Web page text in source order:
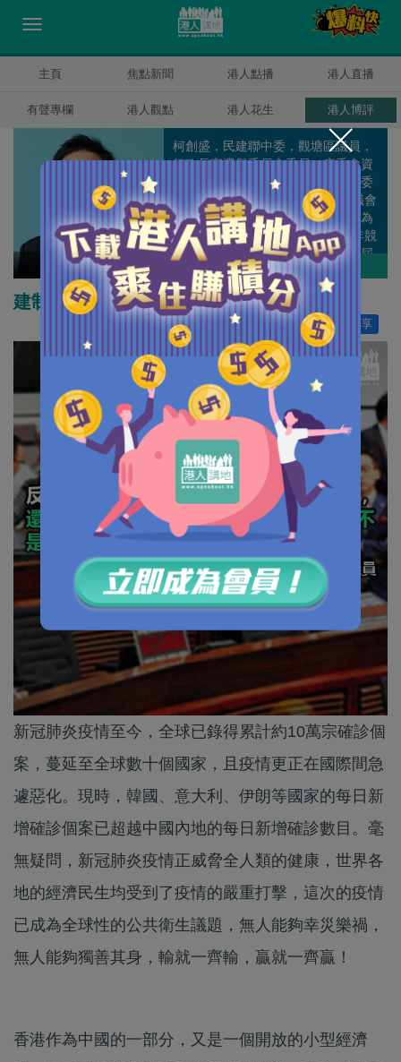
主頁 焦點新聞 港人點播 港人直播
有聲專欄 港人觀點 港人花生 港人博評
柯創盛
柯創盛，民建聯中委，觀塘區議員，
行政長官選舉委員會委員，房委會資
助房屋小組委員會及商業樓宇小組委
員會委員。1999年第一次參選區議會
選舉，在街坊支持下順利當選，成為
當年最年輕的區議員之一。2003年競
逐連任，再次壓倒性當選，成為該屆
區議會建制派全港票王。在16年社區
工作的基礎上，我近年更積極筆耕，
定期發表評論文章，希望透過小方格
與廣大市民加強溝通，共創繁盛香
港。
作者其他博評
建制派疫情期間幫到手
分享
200
新冠肺炎疫情至今，全球已錄得累計約10萬宗確診個
案，蔓延至全球數十個國家，且疫情更正在國際間急
遽惡化。現時，韓國、意大利、伊朗等國家的每日新
增確診個案已超越中國內地的每日新增確診數目。毫
無疑問，新冠肺炎疫情正威脅全人類的健康，世界各
地的經濟民生均受到了疫情的嚴重打擊，這次的疫情
已成為全球性的公共衛生議題，無人能夠幸災樂禍，
無人能夠獨善其身，輸就一齊輸，贏就一齊贏！
香港作為中國的一部分，又是一個開放的小型經濟